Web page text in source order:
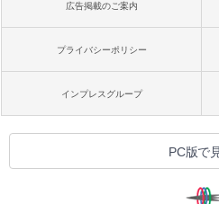
広告掲載のご案内
プライバシーポリシー
インプレスグループ
PC版で